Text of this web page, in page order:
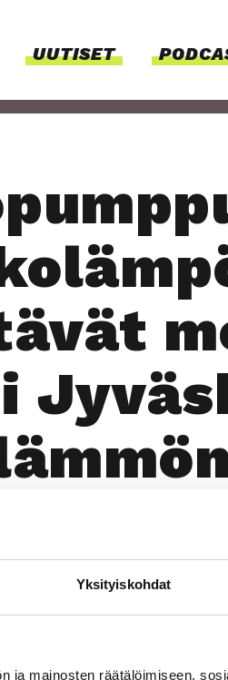
Yksityiskohdat
ja mainosten räätälöimiseen,
UUTI­SET
Läm­möl­lä